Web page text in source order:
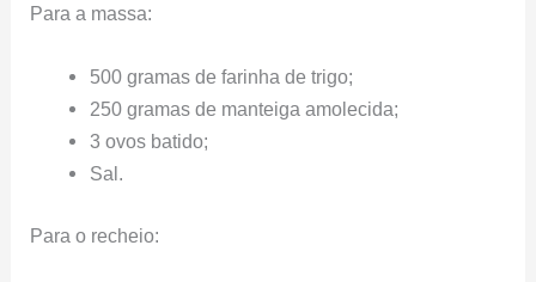
Para a massa:
500 gramas de farinha de trigo;
250 gramas de manteiga amolecida;
3 ovos batido;
Sal.
Para o recheio: